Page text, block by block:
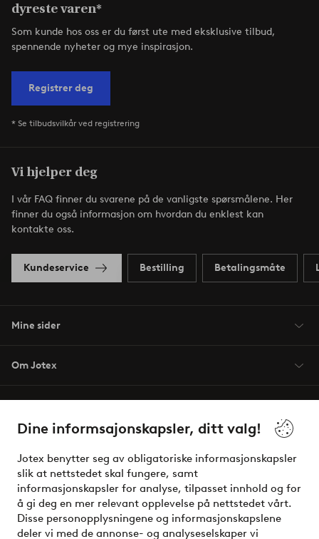
Dine informsajonskapsler, ditt valg!
Jotex benytter seg av obligatoriske informasjonskapsler
slik at nettstedet skal fungere, samt
informasjonskapsler for analyse, tilpasset innhold og for
å gi deg en mer relevant opplevelse på nettstedet vårt.
Disse personopplysningene og informasjonskapslene
deler vi med de annonse- og analyseselskaper vi
dyreste varen*
Som kunde hos oss er du først ute med eksklusive tilbud,
spennende nyheter og mye inspirasjon.
Registrer deg
* Se tilbudsvilkår ved registrering
Vi hjelper deg
I vår FAQ finner du svarene på de vanligste spørsmålene. Her
finner du også informasjon om hvordan du enklest kan
kontakte oss.
Kundeservice Bestilling Betalingsmåte
Mine sider
Om Jotex
Venner